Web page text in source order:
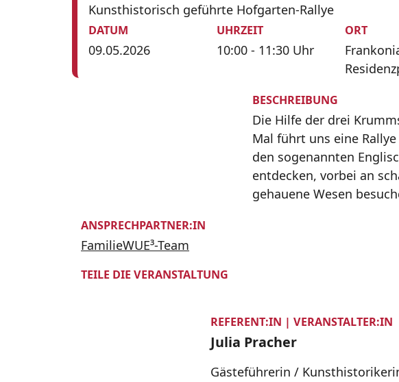
Kunsthistorisch geführte Hofgarten-Rallye
DATUM
09.05.2026
UHRZEIT
10:00 - 11:30 Uhr
ORT
BESCHREIBUNG
Die Hilfe der drei
Mal führt uns eine
den sogenannten
entdecken, vorbei an
gehauene Wesen
ANSPRECHPARTNER:IN
FamilieWUE³-Team
TEILE DIE VERANSTALTUNG
REFERENT:IN | VERANSTALTER:IN
Julia Pracher
Gästeführerin /